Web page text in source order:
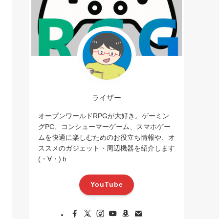
ライザー
オープンワールドRPGが大好き。ゲーミン
グPC、コンシューマーゲーム、スマホゲー
ムを快適に楽しむためのお役立ち情報や、オ
ススメのガジェット・周辺機器を紹介します
(・∀・)ｂ
YouTube